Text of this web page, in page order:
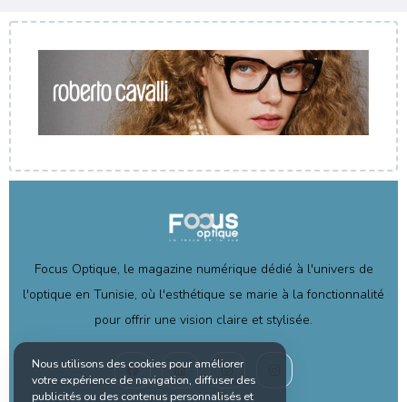
Focus Optique, le magazine numérique dédié à l'univers de
l'optique en Tunisie, où l'esthétique se marie à la fonctionnalité
pour offrir une vision claire et stylisée.
Nous utilisons des cookies pour améliorer
votre expérience de navigation, diffuser des
publicités ou des contenus personnalisés et